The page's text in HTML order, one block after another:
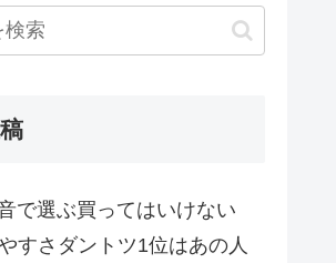
で選ぶ買ってはいけない
すさダントツ1位はあの人